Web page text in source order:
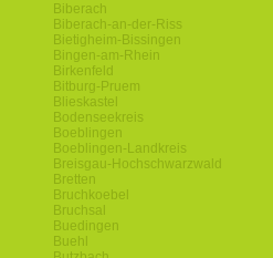
Biberach
Biberach-an-der-Riss
Bietigheim-Bissingen
Bingen-am-Rhein
Birkenfeld
Bitburg-Pruem
Blieskastel
Bodenseekreis
Boeblingen
Boeblingen-Landkreis
Breisgau-Hochschwarzwald
Bretten
Bruchkoebel
Bruchsal
Buedingen
Buehl